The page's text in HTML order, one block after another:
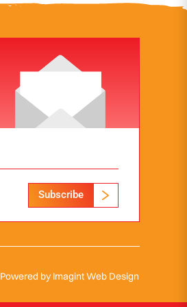
Subscribe
Powered by Imagint Web Design